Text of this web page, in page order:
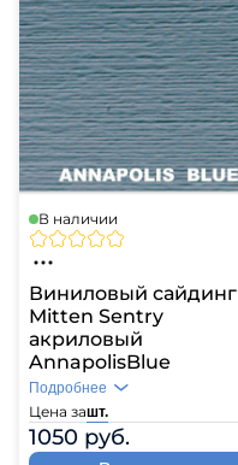
В наличии
Виниловый сайдинг
Mitten Sentry
акриловый
AnnapolisBlue
Цена зашт.
1050 руб.
Подробнее